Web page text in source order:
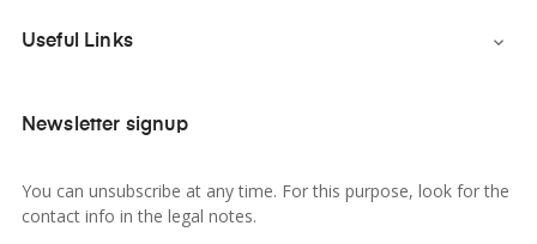
Useful Links 
Newsletter signup
You can unsubscribe at any time. For this purpose, look for the
contact info in the legal notes.